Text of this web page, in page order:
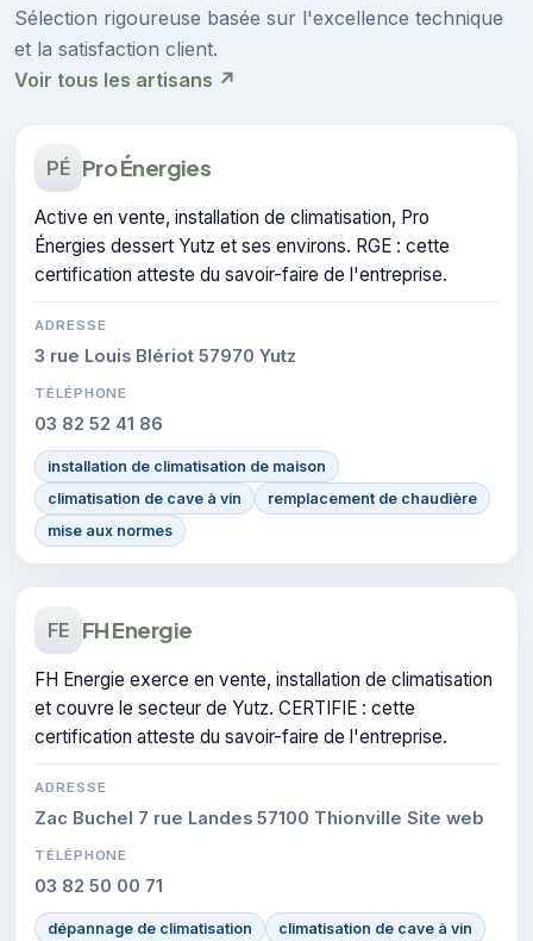
Sélection rigoureuse basée sur l'excellence technique
et la satisfaction client.
Voir tous les artisans ↗
PÉ Pro Énergies
Active en vente, installation de climatisation, Pro
Énergies dessert Yutz et ses environs. RGE : cette
certification atteste du savoir-faire de l'entreprise.
ADRESSE
3 rue Louis Blériot 57970 Yutz
TÉLÉPHONE
03 82 52 41 86
installation de climatisation de maison
climatisation de cave à vin
remplacement de chaudière
mise aux normes
FE FH Energie
FH Energie exerce en vente, installation de climatisation
et couvre le secteur de Yutz. CERTIFIE : cette
certification atteste du savoir-faire de l'entreprise.
ADRESSE
Zac Buchel 7 rue Landes 57100 Thionville Site web
TÉLÉPHONE
03 82 50 00 71
dépannage de climatisation
climatisation de cave à vin